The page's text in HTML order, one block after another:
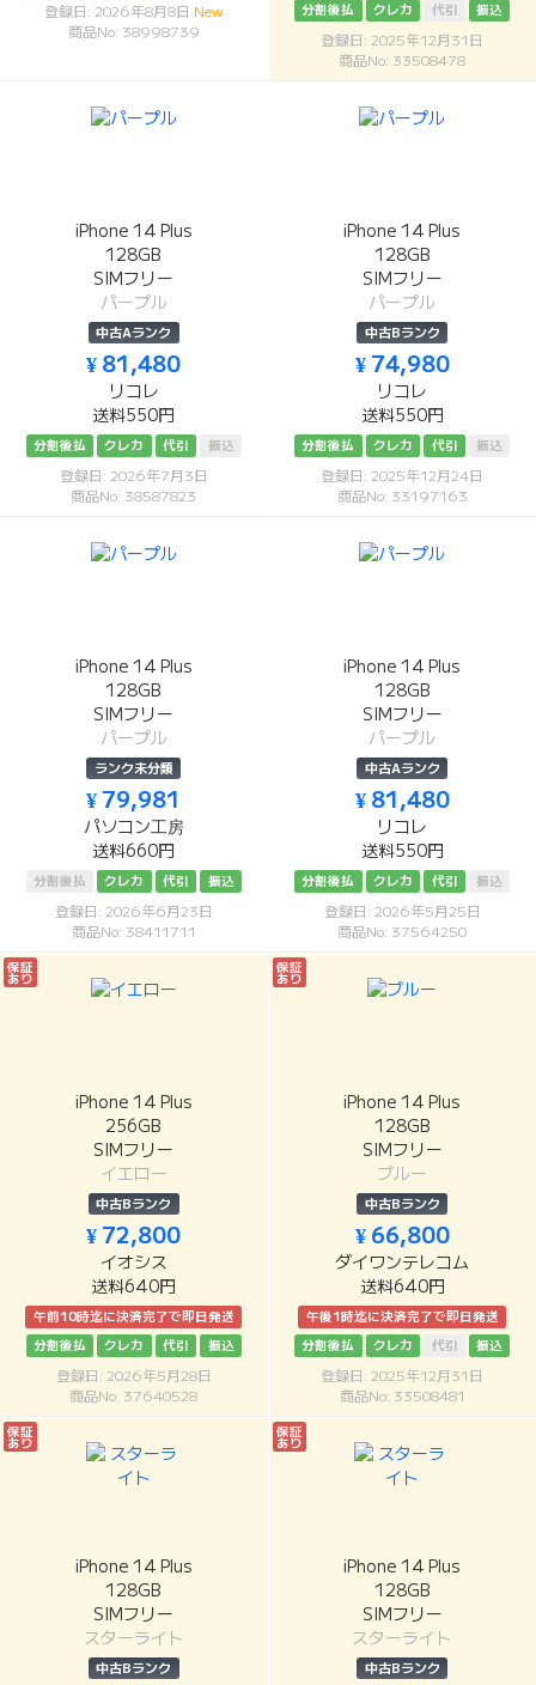
登録日: 2026年8月8日 New
商品No: 38998739
分割後払
クレカ 代引 振込
登録日: 2025年12月31日
商品No: 33508478
iPhone 14 Plus
128GB
SIMフリー
パープル
中古Aランク
¥ 81,480
リコレ
送料550円
分割後払 クレカ 代引 振込
登録日: 2026年7月3日
商品No: 38587823
iPhone 14 Plus
128GB
SIMフリー
パープル
中古Bランク
¥ 74,980
リコレ
送料550円
分割後払 クレカ 代引 振込
登録日: 2025年12月24日
商品No: 33197163
iPhone 14 Plus
128GB
SIMフリー
パープル
ランク未分類
¥ 79,981
パソコン工房
送料660円
分割後払 クレカ 代引 振込
登録日: 2026年6月23日
商品No: 38411711
iPhone 14 Plus
128GB
SIMフリー
パープル
中古Aランク
¥ 81,480
リコレ
送料550円
分割後払 クレカ 代引 振込
登録日: 2026年5月25日
商品No: 37564250
保証
あり
iPhone 14 Plus
256GB
SIMフリー
イエロー
中古Bランク
¥ 72,800
イオシス
送料640円
午前10時迄に決済完了で即日発送
分割後払
クレカ 代引 振込
登録日: 2026年5月28日
商品No: 37640528
保証
あり
iPhone 14 Plus
128GB
SIMフリー
ブルー
中古Bランク
¥ 66,800
ダイワンテレコム
送料640円
午後1時迄に決済完了で即日発送
分割後払
クレカ 代引 振込
登録日: 2025年12月31日
商品No: 33508481
保証
あり
iPhone 14 Plus
128GB
SIMフリー
スターライト
中古Bランク
保証
あり
iPhone 14 Plus
128GB
SIMフリー
スターライト
中古Bランク